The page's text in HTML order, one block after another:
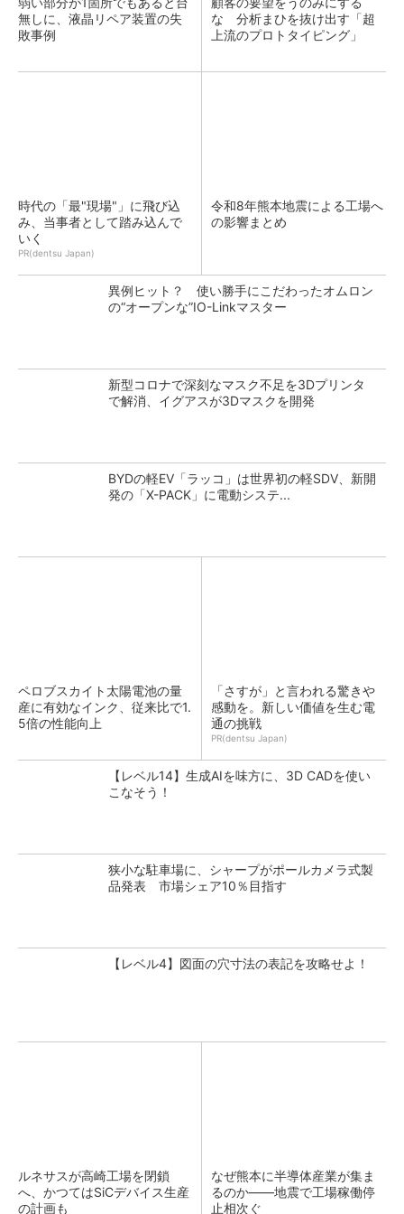
無しに、液晶リペア装置の失
敗事例
な 分析まひを抜け出す「超
上流のプロトタイピング」
時代の「最"現場"」に飛び込
み、当事者として踏み込んで
いく
PR(dentsu Japan)
令和8年熊本地震による工場へ
の影響まとめ
異例ヒット？ 使い勝手にこだわったオムロン
の“オープンな”IO-Linkマスター
新型コロナで深刻なマスク不足を3Dプリンタ
で解消、イグアスが3Dマスクを開発
BYDの軽EV「ラッコ」は世界初の軽SDV、新開
発の「X-PACK」に電動システ...
ペロブスカイト太陽電池の量
産に有効なインク、従来比で1.
5倍の性能向上
「さすが」と言われる驚きや
感動を。新しい価値を生む電
通の挑戦
PR(dentsu Japan)
【レベル14】生成AIを味方に、3D CADを使い
こなそう！
狭小な駐車場に、シャープがポールカメラ式製
品発表 市場シェア10％目指す
【レベル4】図面の穴寸法の表記を攻略せよ！
ルネサスが高崎工場を閉鎖
へ、かつてはSiCデバイス生産
の計画も
なぜ熊本に半導体産業が集ま
るのか――地震で工場稼働停
止相次ぐ